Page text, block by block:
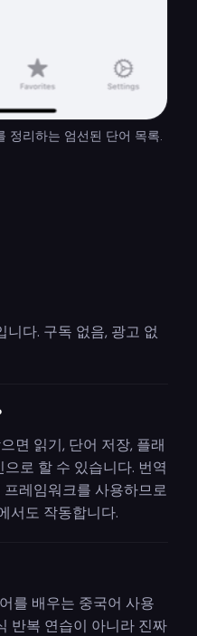
정리하는 엄선된 단어 목록.
다. 구독 없음, 광고 없
면 읽기, 단어 저장, 플래
로 할 수 있습니다. 번역
레임워크를 사용하므로
서도 작동합니다.
를 배우는 중국어 사용
반복 연습이 아니라 진짜